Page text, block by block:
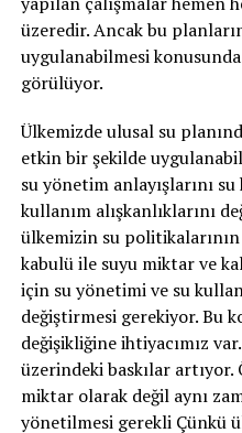
üzeredir. Ancak bu
uygulanabilmesi
görülüyor.
Ülkemizde ulusal su
etkin bir şekilde
su yönetim anlayışlarını su
kullanım alışkanlıklarını
ülkemizin su
kabulü ile suyu miktar ve
için su yönetimi ve su
değiştirmesi gerekiyor. Bu
değişikliğine ihtiyacımız
üzerindeki baskılar artıyor.
miktar olarak değil aynı
yönetilmesi gerekli Çünkü